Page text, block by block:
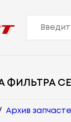
ФИЛЬТРА
Архив